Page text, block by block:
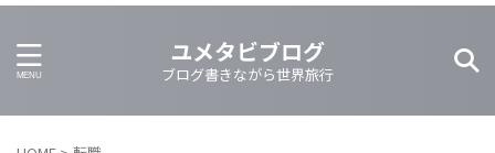
ユメタビブログ
ブログ書きながら世界旅行